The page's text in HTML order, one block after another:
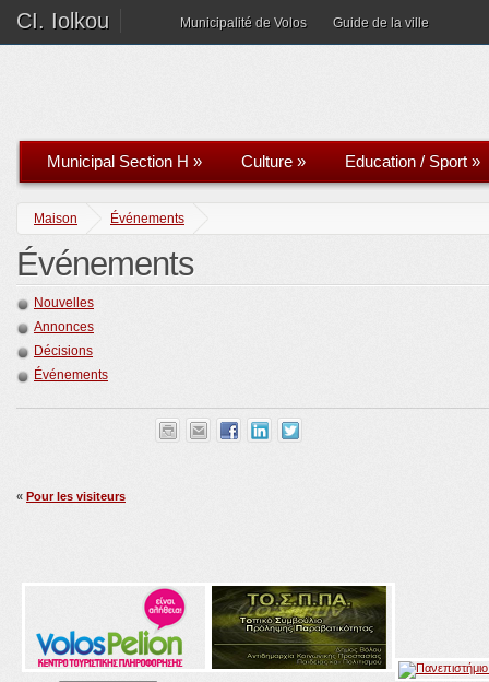
CI. Iolkou Municipalité de Volos Guide de la ville
Municipal Section H » Culture » Education / Sport »
Maison Événements
Événements
Nouvelles
Annonces
Décisions
Événements
« Pour les visiteurs